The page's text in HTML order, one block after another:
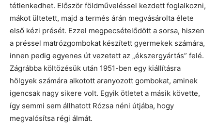
tétlenkedhet. Először földműveléssel kezdett foglalkozni,
mákot ültetett, majd a termés árán megvásárolta élete
első kézi prését. Ezzel megpecsételődött a sorsa, hiszen
a préssel matrózgombokat készített gyermekek számára,
innen pedig egyenes út vezetett az „ékszergyártás” felé.
Zágrábba költözésük után 1951-ben egy kiállításra
hölgyek számára alkotott aranyozott gombokat, aminek
igencsak nagy sikere volt. Egyik ötletet a másik követte,
így semmi sem állhatott Rózsa néni útjába, hogy
megvalósítsa régi álmát.